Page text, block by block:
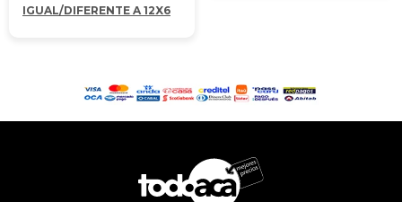
IGUAL/DIFERENTE A 12X6